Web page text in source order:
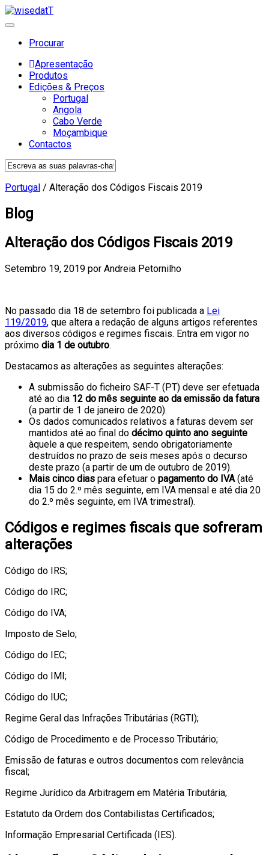
Procurar
Apresentação
Produtos
Edições & Preços
Portugal
Angola
Cabo Verde
Moçambique
Contactos
Portugal / Alteração dos Códigos Fiscais 2019
Blog
Alteração dos Códigos Fiscais 2019
Setembro 19, 2019 por Andreia Petornilho
No passado dia 18 de setembro foi publicada a Lei
119/2019, que altera a redação de alguns artigos referentes
aos diversos códigos e regimes fiscais. Entra em vigor no
próximo dia 1 de outubro.
Destacamos as alterações as seguintes alterações:
A submissão do ficheiro SAF-T (PT) deve ser efetuada
até ao dia 12 do mês seguinte ao da emissão da fatura
(a partir de 1 de janeiro de 2020).
Os dados comunicados relativos a faturas devem ser
mantidos até ao final do décimo quinto ano seguinte
àquele a que respeitem, sendo obrigatoriamente
destruídos no prazo de seis meses após o decurso
deste prazo (a partir de um de outubro de 2019).
Mais cinco dias para efetuar o pagamento do IVA (até
dia 15 do 2.º mês seguinte, em IVA mensal e até dia 20
do 2.º mês seguinte, em IVA trimestral).
Códigos e regimes fiscais que sofreram
alterações
Código do IRS;
Código do IRC;
Código do IVA;
Imposto de Selo;
Código do IEC;
Código do IMI;
Código do IUC;
Regime Geral das Infrações Tributárias (RGTI);
Código de Procedimento e de Processo Tributário;
Emissão de faturas e outros documentos com relevância
fiscal;
Regime Jurídico da Arbitragem em Matéria Tributária;
Estatuto da Ordem dos Contabilistas Certificados;
Informação Empresarial Certificada (IES).